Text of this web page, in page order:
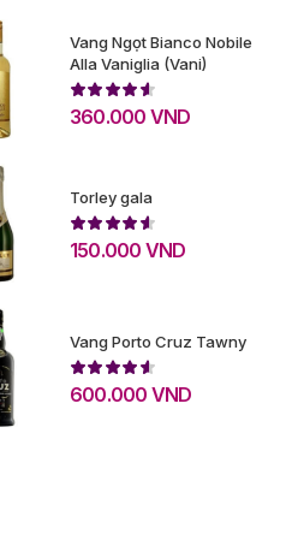
Vang Ngọt Bianco Nobile
Alla Vaniglia (Vani)
360.000 VND
Torley gala
150.000 VND
Vang Porto Cruz Tawny
600.000 VND